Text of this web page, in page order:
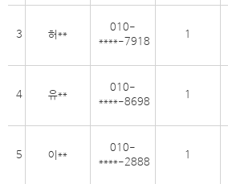
3 허**
010-
****-7918
1
4 유**
010-
****-8698
1
5 이**
010-
****-2888
1